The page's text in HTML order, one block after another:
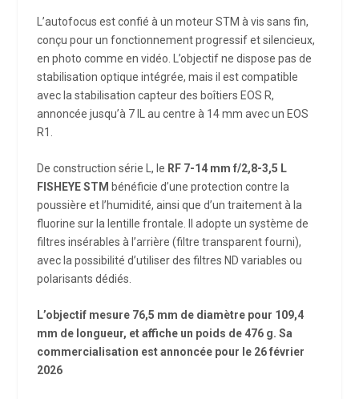
L’autofocus est confié à un moteur STM à vis sans fin,
conçu pour un fonctionnement progressif et silencieux,
en photo comme en vidéo. L’objectif ne dispose pas de
stabilisation optique intégrée, mais il est compatible
avec la stabilisation capteur des boîtiers EOS R,
annoncée jusqu’à 7 IL au centre à 14 mm avec un EOS
R1.
De construction série L, le RF 7-14 mm f/2,8-3,5 L
FISHEYE STM bénéficie d’une protection contre la
poussière et l’humidité, ainsi que d’un traitement à la
fluorine sur la lentille frontale. Il adopte un système de
filtres insérables à l’arrière (filtre transparent fourni),
avec la possibilité d’utiliser des filtres ND variables ou
polarisants dédiés.
L’objectif mesure 76,5 mm de diamètre pour 109,4
mm de longueur, et affiche un poids de 476 g. Sa
commercialisation est annoncée pour le 26 février
2026